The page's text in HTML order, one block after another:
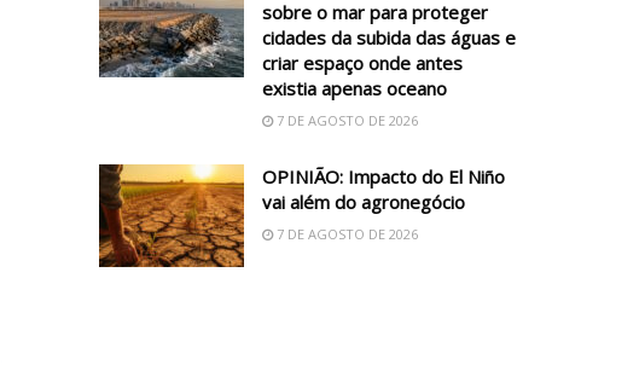
sobre o mar para proteger
cidades da subida das águas e
criar espaço onde antes
existia apenas oceano
7 DE AGOSTO DE 2026
OPINIÃO: Impacto do El Niño
vai além do agronegócio
7 DE AGOSTO DE 2026